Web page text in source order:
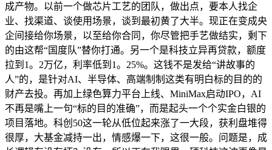
成产物。以前一个做芯片工艺的团队，做出点，要本人找企
业、找渠道、谈使用场景，谈到最初黄了大半。现正在变成央
企间接给你场景，以至给你合同，你尽管把手艺做结实，剩下
的由这帮“国度队”替你打通。另一个是科技立异再贷款，额度
拉到1。2万亿，利率低到1。25%。这钱不是发给“讲故事的
人”的，是针对AI、半导体、高端制制这类有明白标的目的的
财产去投。再加上绿色算力平台上线、MiniMax启动IPO，AI
不再是嘴上一句“标的目的准确”，而是起头一个个实金白银的
项目落地。科创50这一轮从低位起来涨了一大段，获利盘堆得
很厚，大基金减持一出，情感爆一下，这很一般。问题是，成